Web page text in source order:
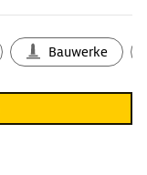
Bauwerke